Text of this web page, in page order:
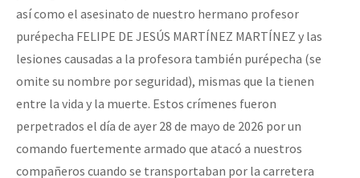
así como el asesinato de nuestro hermano profesor
purépecha FELIPE DE JESÚS MARTÍNEZ MARTÍNEZ y las
lesiones causadas a la profesora también purépecha (se
omite su nombre por seguridad), mismas que la tienen
entre la vida y la muerte. Estos crímenes fueron
perpetrados el día de ayer 28 de mayo de 2026 por un
comando fuertemente armado que atacó a nuestros
compañeros cuando se transportaban por la carretera